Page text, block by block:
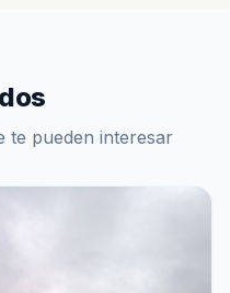
te pueden interesar